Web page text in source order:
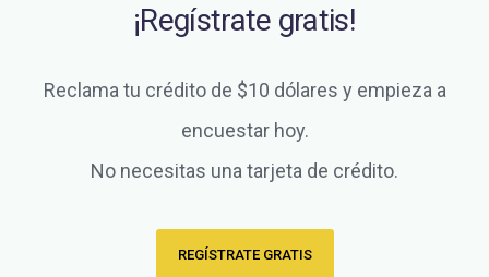
¡Regístrate gratis!
Reclama tu crédito de $10 dólares y empieza a
encuestar hoy.
No necesitas una tarjeta de crédito.
REGÍSTRATE GRATIS